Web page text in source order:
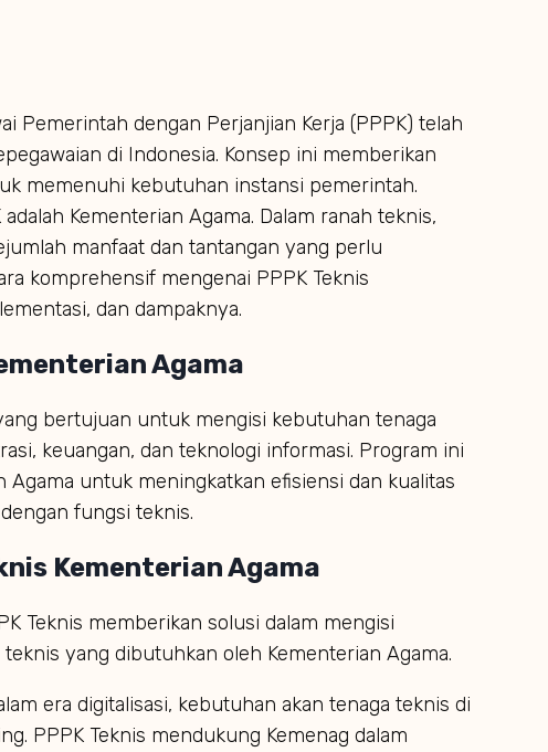
Pemerintah dengan Perjanjian Kerja (PPPK) telah
di Indonesia. Konsep ini memberikan
memenuhi kebutuhan instansi pemerintah.
Kementerian Agama. Dalam ranah teknis,
manfaat dan tantangan yang perlu
komprehensif mengenai PPPK Teknis
dan dampaknya.
Agama
bertujuan untuk mengisi kebutuhan tenaga
keuangan, dan teknologi informasi. Program ini
untuk meningkatkan efisiensi dan kualitas
fungsi teknis.
Kementerian Agama
Teknis memberikan solusi dalam mengisi
yang dibutuhkan oleh Kementerian Agama.
era digitalisasi, kebutuhan akan tenaga teknis di
PPPK Teknis mendukung Kemenag dalam